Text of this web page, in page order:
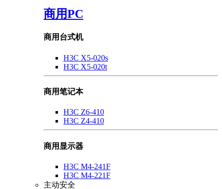
商用PC
商用台式机
H3C X5-020s
H3C X5-020t
商用笔记本
H3C Z6-410
H3C Z4-410
商用显示器
H3C M4-241F
H3C M4-221F
主动安全